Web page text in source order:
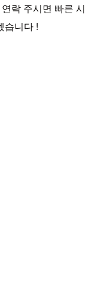
락 주시면 빠른 시
습니다 !